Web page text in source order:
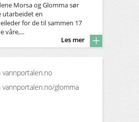
Morsa og Glomma sør
utarbeidet en
for de til sammen 17
våre,...
Les mer
vannportalen.no
vannportalen.no/glomma